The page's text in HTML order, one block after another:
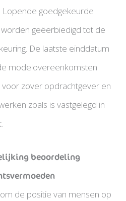
goedgekeurde
geëerbiedigd tot de
De laatste einddatum
modelovereenkomsten
zover opdrachtgever en
zoals is vastgelegd in
beoordeling
de positie van mensen op